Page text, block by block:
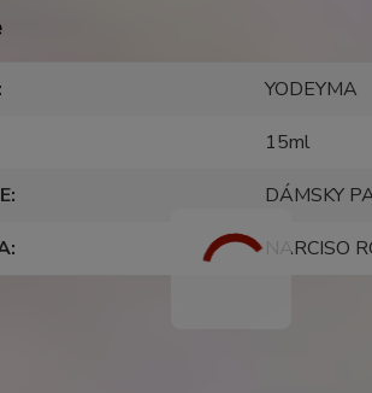
YODEYMA
15ml
DÁMSKY
NARCISO